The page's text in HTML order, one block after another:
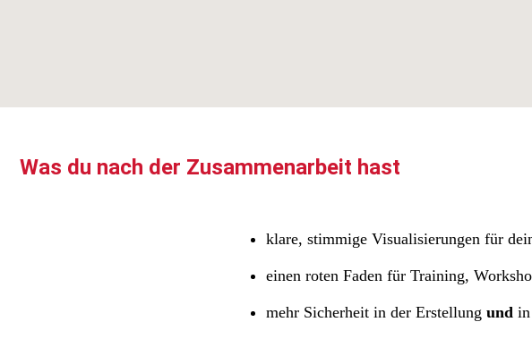
Was du nach der Zusammenarbeit hast
klare, stimmige Visualisierungen für
einen roten Faden für Training,
mehr Sicherheit in der Erstellungund